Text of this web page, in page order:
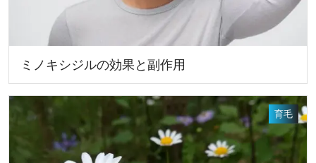
ミノキシジルの効果と副作用
育毛